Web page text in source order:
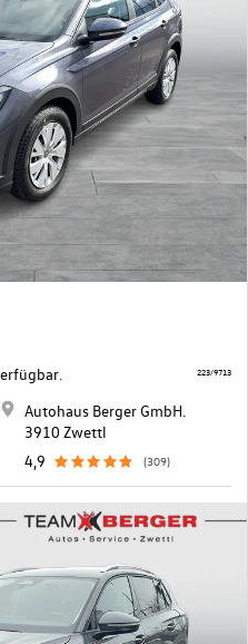
Autohaus Berger GmbH.
3910 Zwettl
4,9
(309)
223/9713